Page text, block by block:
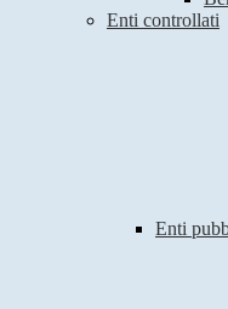
Enti controllati
Enti